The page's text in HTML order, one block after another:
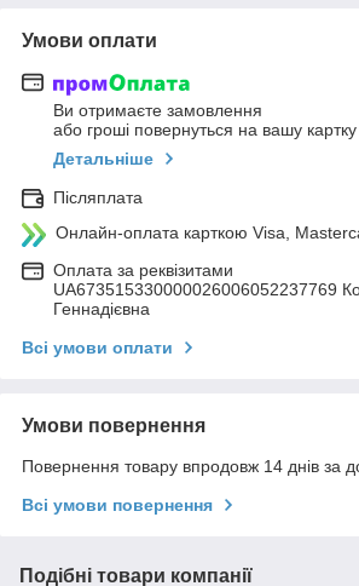
Умови оплати
Ви отримаєте замовлення
або гроші повернуться на вашу картку
Детальніше
Післяплата
Онлайн-оплата карткою Visa,
Оплата за реквізитами
UA673515330000026006052237769
Геннадієвна
Всі умови оплати
Умови повернення
Повернення товару впродовж 14 днів за
Всі умови повернення
Подібні товари компанії